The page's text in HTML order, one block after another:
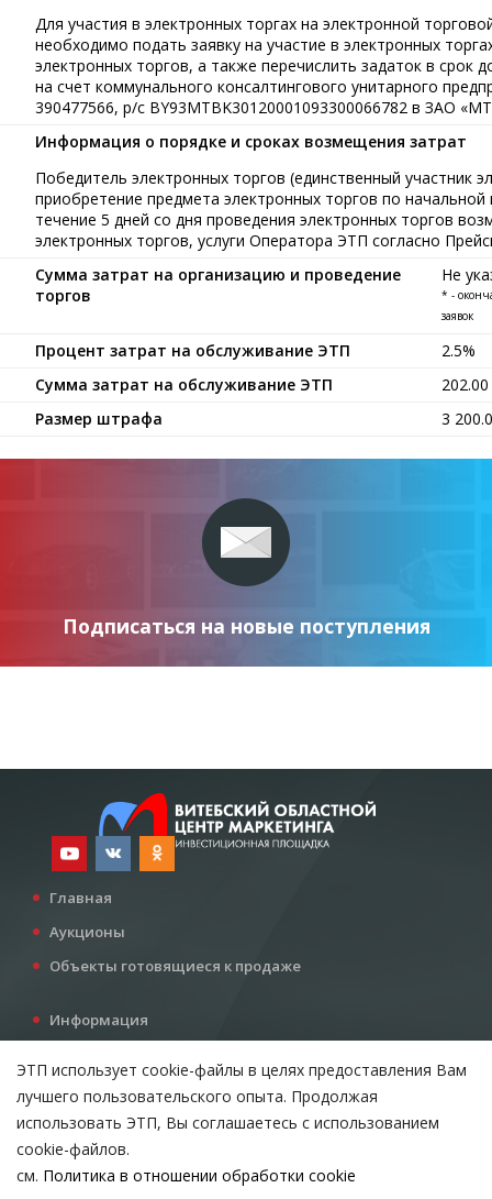
Для участия в электронных торгах на электронной
необходимо подать заявку на участие в электронных
электронных торгов, а также перечислить задаток в срок
на счет коммунального консалтингового унитарного
390477566, р/с BY93MTBK30120001093300066782 в ЗАО
Информация о порядке и сроках возмещения затрат
Победитель электронных торгов (единственный участник
приобретение предмета электронных торгов по
течение 5 дней со дня проведения электронных торгов
электронных торгов, услуги Оператора ЭТП согласно
Сумма затрат на организацию и проведение
торгов
Не
* -
заявок
Процент затрат на обслуживание ЭТП
2.5%
Сумма затрат на обслуживание ЭТП
Размер штрафа
3
Подписаться на новые поступления
Главная
Аукционы
Объекты готовящиеся к продаже
Информация
Все для инвестора
Контакты
Возникли вопросы?
ЭТП использует cookie-файлы в целях предоставления Вам
лучшего пользовательского опыта. Продолжая
использовать ЭТП, Вы соглашаетесь с использованием
cookie-файлов.
см. Политика в отношении обработки cookie